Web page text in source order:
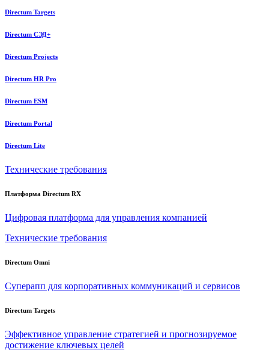
Directum Targets
Directum СЭД+
Directum Projects
Directum HR Pro
Directum ESM
Directum Portal
Directum Lite
Технические требования
Платформа Directum RX
Цифровая платформа для управления компанией
Технические требования
Directum Omni
Суперапп для корпоративных коммуникаций и сервисов
Directum Targets
Эффективное управление стратегией и прогнозируемое
достижение ключевых целей